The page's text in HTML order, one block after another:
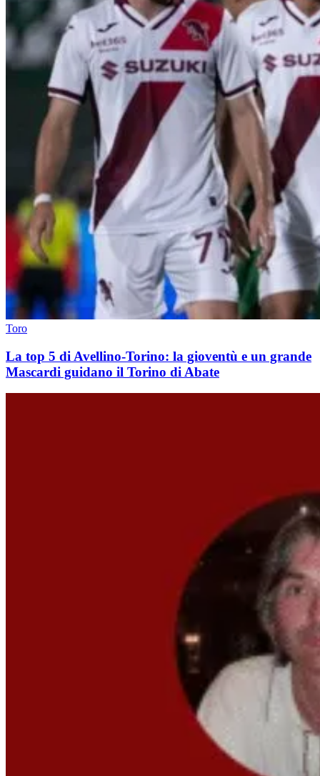
Toro
La top 5 di Avellino-Torino: la gioventù e un grande
Mascardi guidano il Torino di Abate